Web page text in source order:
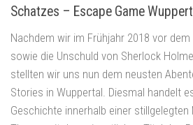
Schatzes – Escape Game
Nachdem wir im Frühjahr 2018 vor
sowie die Unschuld von Sherlock
stellten wir uns nun dem neusten
Stories in Wuppertal. Diesmal handelt
Geschichte innerhalb einer stillgelegten